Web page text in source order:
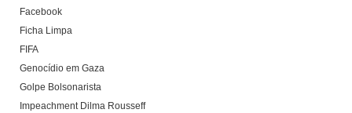
Facebook
Ficha Limpa
FIFA
Genocídio em Gaza
Golpe Bolsonarista
Impeachment Dilma Rousseff